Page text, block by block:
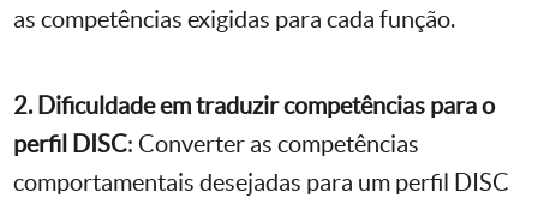
as competências exigidas para cada função.
2. Dificuldade em traduzir competências para o
perfil DISC: Converter as competências
comportamentais desejadas para um perfil DISC